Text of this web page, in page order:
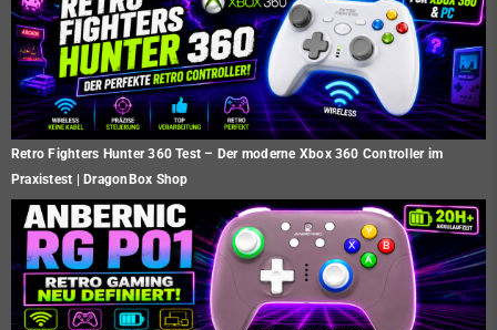
Retro Fighters Hunter 360 Test – Der moderne Xbox 360 Controller im
Praxistest | DragonBox Shop